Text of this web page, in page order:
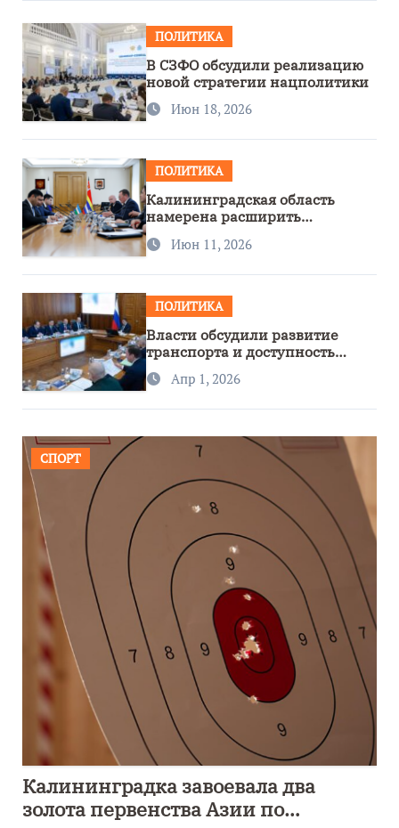
ПОЛИТИКА
В СЗФО обсудили реализацию
новой стратегии нацполитики
Июн 18, 2026
ПОЛИТИКА
Калининградская область
намерена расширить
сотрудничество с Узбекистаном
Июн 11, 2026
ПОЛИТИКА
Власти обсудили развитие
транспорта и доступность
региона
Апр 1, 2026
СПОРТ
Калининградка завоевала два
золота первенства Азии по